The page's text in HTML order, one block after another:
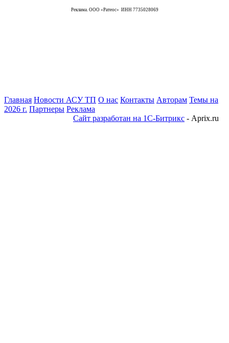
Реклама. ООО «Ратеос» ИНН 7735028069
Главная Новости АСУ ТП О нас Контакты Авторам Темы на
2026 г. Партнеры Реклама
Сайт разработан на 1С-Битрикс - Aprix.ru